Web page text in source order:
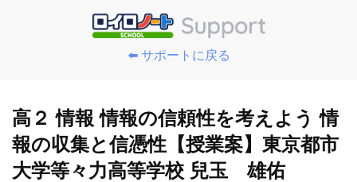
⬅️ サポートに戻る
高２ 情報 情報の信頼性を考えよう 情
報の収集と信憑性【授業案】東京都市
大学等々力高等学校 兒玉 雄佑